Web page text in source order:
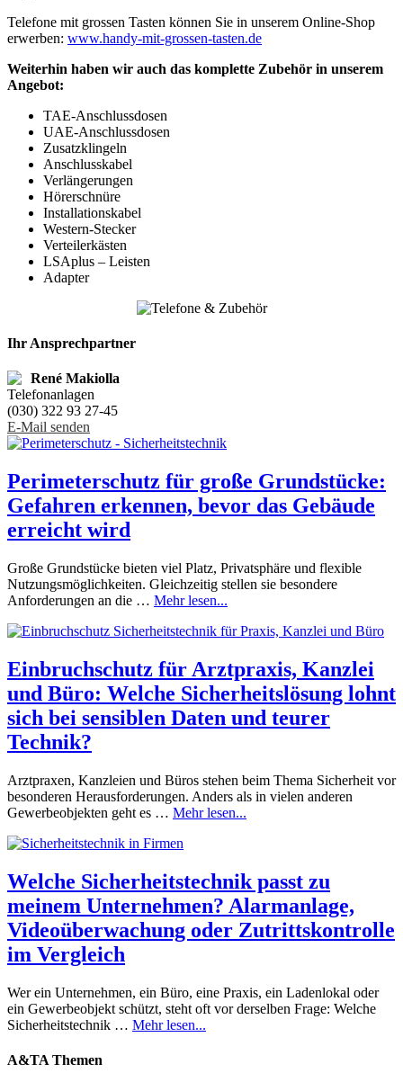
Telefone mit grossen Tasten können Sie in unserem Online-Shop
erwerben: www.handy-mit-grossen-tasten.de
Weiterhin haben wir auch das komplette Zubehör in unserem
Angebot:
TAE-Anschlussdosen
UAE-Anschlussdosen
Zusatzklingeln
Anschlusskabel
Verlängerungen
Hörerschnüre
Installationskabel
Western-Stecker
Verteilerkästen
LSAplus – Leisten
Adapter
Ihr Ansprechpartner
René Makiolla
Telefonanlagen
(030) 322 93 27-45
E-Mail senden
Perimeterschutz für große Grundstücke:
Gefahren erkennen, bevor das Gebäude
erreicht wird
Große Grundstücke bieten viel Platz, Privatsphäre und flexible
Nutzungsmöglichkeiten. Gleichzeitig stellen sie besondere
Anforderungen an die … Mehr lesen...
Einbruchschutz für Arztpraxis, Kanzlei
und Büro: Welche Sicherheitslösung lohnt
sich bei sensiblen Daten und teurer
Technik?
Arztpraxen, Kanzleien und Büros stehen beim Thema Sicherheit vor
besonderen Herausforderungen. Anders als in vielen anderen
Gewerbeobjekten geht es … Mehr lesen...
Welche Sicherheitstechnik passt zu
meinem Unternehmen? Alarmanlage,
Videoüberwachung oder Zutrittskontrolle
im Vergleich
Wer ein Unternehmen, ein Büro, eine Praxis, ein Ladenlokal oder
ein Gewerbeobjekt schützt, steht oft vor derselben Frage: Welche
Sicherheitstechnik … Mehr lesen...
A&TA Themen